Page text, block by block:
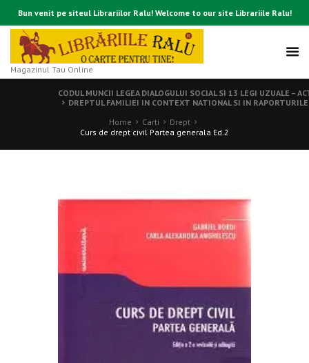
Bun venit pe siteul Librariilor Ralu! Welcome to our site Librariile Ralu!
Magazinul Tau Online
CODUL MUNCII LEGEA DIALOGULUI SOCIAL SI 13 LEGI UZUALE –
DREPTUL FAMILIEI IN CONTEXT NATIONAL SI IN
Home
Carti
Drept
Curs de drept civil Partea generala Ed.2